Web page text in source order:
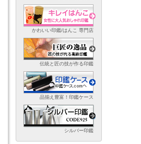
かわいい印鑑/はんこ 専門店
伝統と匠の技が作る印鑑
品揃え豊富！印鑑ケース
シルバー印鑑